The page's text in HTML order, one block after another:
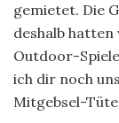
gemietet. Die
deshalb
Outdoor-
ich dir noch
Mitgebsel-